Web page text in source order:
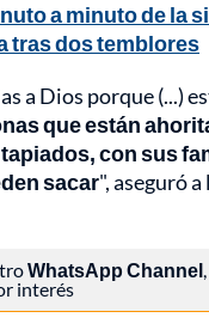
a minuto de la
tras dos temblores
a Dios porque (...)
que están
con sus
sacar", aseguró
WhatsApp Channel
interés